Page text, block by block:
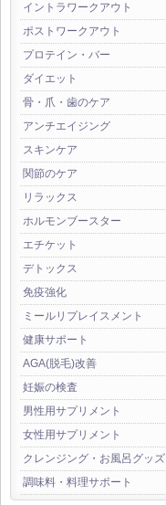
イントラワークアウト
ポストワークアウト
プロテイン・バー
ダイエット
骨・爪・歯のケア
アンチエイジング
スキンケア
関節のケア
リラックス
ホルモンブースター
エチケット
デトックス
免疫強化
ミールリプレイスメント
健康サポート
AGA(脱毛)改善
妊娠の検査
男性用サプリメント
女性用サプリメント
クレンジング・お風呂グッズ
調味料・料理サポート